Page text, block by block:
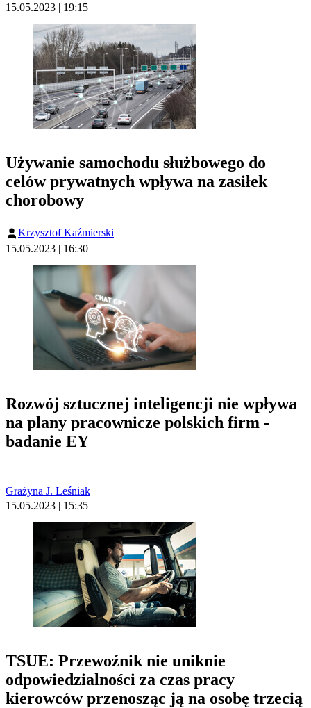
15.05.2023 | 19:15
Używanie samochodu służbowego do
celów prywatnych wpływa na zasiłek
chorobowy
Krzysztof Kaźmierski
15.05.2023 | 16:30
Rozwój sztucznej inteligencji nie wpływa
na plany pracownicze polskich firm -
badanie EY
Grażyna J. Leśniak
15.05.2023 | 15:35
TSUE: Przewoźnik nie uniknie
odpowiedzialności za czas pracy
kierowców przenosząc ją na osobę trzecią